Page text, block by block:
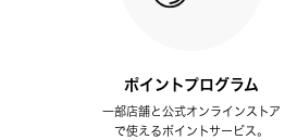
ポイントプログラム
一部店舗と公式オンラインストア
で使えるポイントサービス。